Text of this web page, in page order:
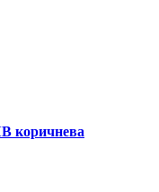
коричнева